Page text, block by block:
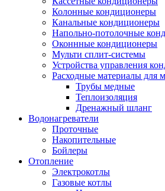
Колонные кондиционеры
Канальные кондиционеры
Напольно-потолочные
Оконнные кондиционеры
Мульти сплит-системы
Устройства управления
Расходные материалы для
Трубы медные
Теплоизоляция
Дренажный шланг
Водонагреватели
Проточные
Накопительные
Бойлеры
Отопление
Электрокотлы
Газовые котлы